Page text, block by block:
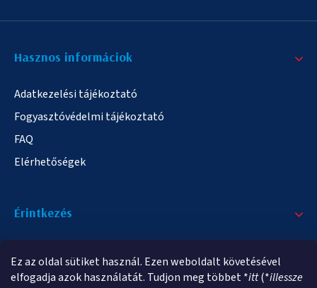
Ez az oldal sütiket használ. Ezen weboldalt követésével
elfogadja azok használatát. Tudjon meg többet *itt(*illessze
Hasznos informáciok
Adatkezelési tájékoztató
Fogyasztóvédelmi tájékoztató
FAQ
Elérhetőségek
Érintkezés
info@elampa.hu